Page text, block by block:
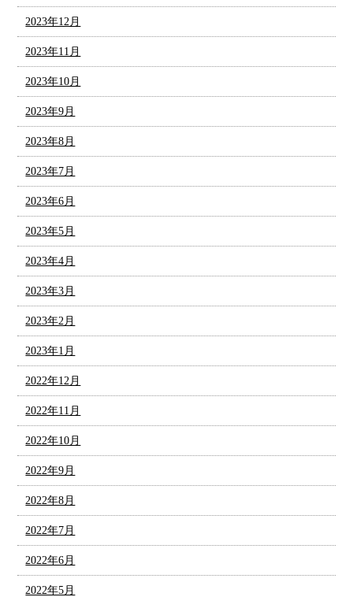
2023年12月
2023年11月
2023年10月
2023年9月
2023年8月
2023年7月
2023年6月
2023年5月
2023年4月
2023年3月
2023年2月
2023年1月
2022年12月
2022年11月
2022年10月
2022年9月
2022年8月
2022年7月
2022年6月
2022年5月